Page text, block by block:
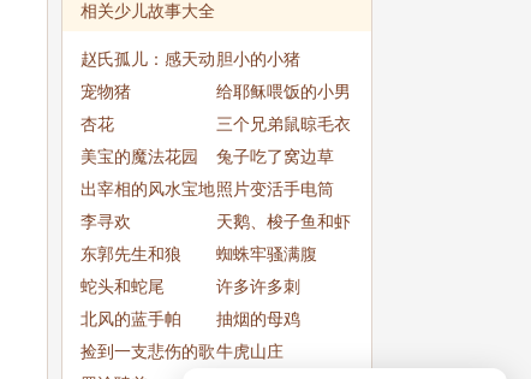
相关少儿故事大全
赵氏孤儿：感天动
地的历史真相
胆小的小猪
宠物猪
给耶稣喂饭的小男
孩
杏花
三个兄弟鼠晾毛衣
美宝的魔法花园
兔子吃了窝边草
出宰相的风水宝地照片变活手电筒
李寻欢
天鹅、梭子鱼和虾
东郭先生和狼
蜘蛛牢骚满腹
蛇头和蛇尾
许多许多刺
北风的蓝手帕
抽烟的母鸡
捡到一支悲伤的歌牛虎山庄